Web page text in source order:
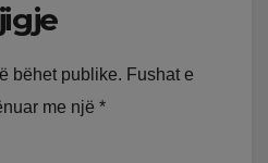
bëhet publike. Fushat e
me një *